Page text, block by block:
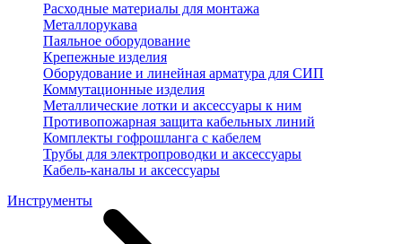
Расходные материалы для монтажа
Металлорукава
Паяльное оборудование
Крепежные изделия
Оборудование и линейная арматура для СИП
Коммутационные изделия
Металлические лотки и аксессуары к ним
Противопожарная защита кабельных линий
Комплекты гофрошланга с кабелем
Трубы для электропроводки и аксессуары
Кабель-каналы и аксессуары
Инструменты